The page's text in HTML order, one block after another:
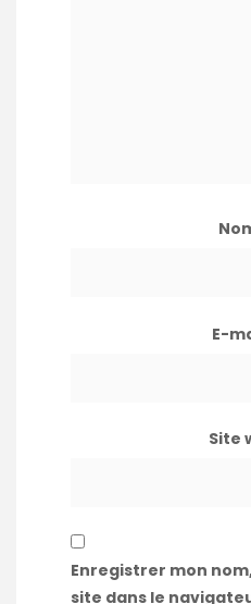
E-
Site
Enregistrer mon
site dans le